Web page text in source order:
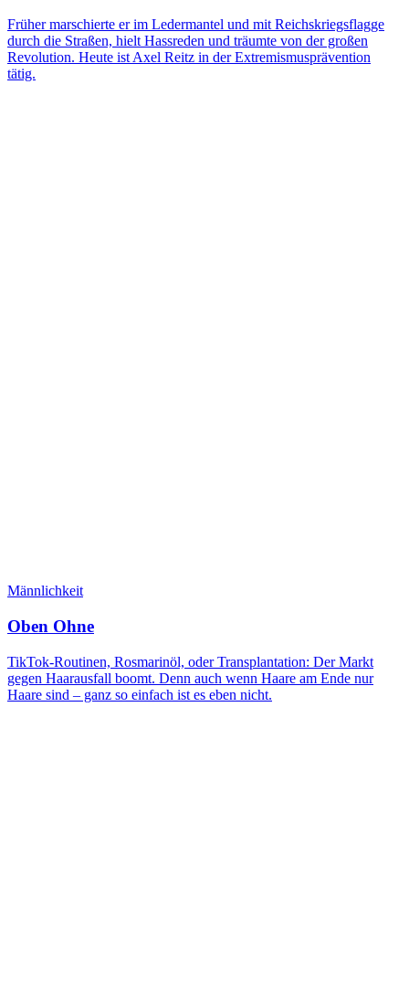
Früher marschierte er im Ledermantel und mit Reichskriegsflagge
durch die Straßen, hielt Hassreden und träumte von der großen
Revolution. Heute ist Axel Reitz in der Extremismusprävention
tätig.
Männlichkeit
Oben Ohne
TikTok-Routinen, Rosmarinöl, oder Transplantation: Der Markt
gegen Haarausfall boomt. Denn auch wenn Haare am Ende nur
Haare sind – ganz so einfach ist es eben nicht.